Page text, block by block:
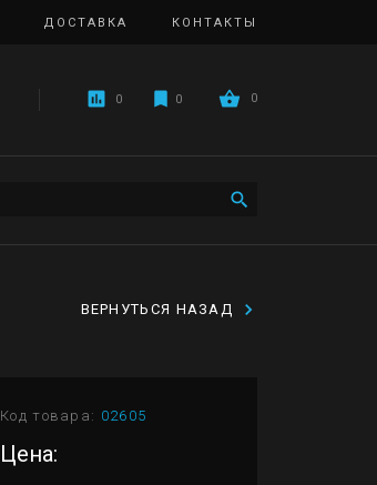
ДОСТАВКА КОНТАКТЫ
0 0 0
ВЕРНУТЬСЯ НАЗАД
Код товара: 02605
Цена: